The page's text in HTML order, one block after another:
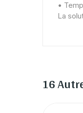
•
La
16